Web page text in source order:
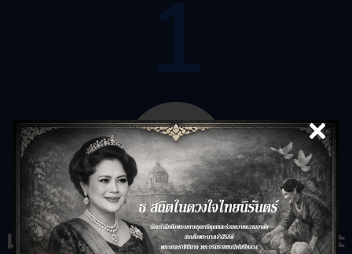
มั่นใจได้ กับบริการรับฝากและ